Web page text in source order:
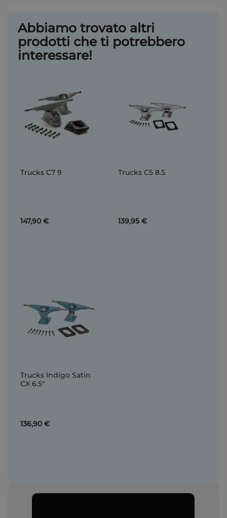
Abbiamo trovato altri
prodotti che ti potrebbero
interessare!
Trucks C7 9
147,90 €
Trucks C5 8.5
139,95 €
Trucks Indigo Satin
CX 6.5"
136,90 €